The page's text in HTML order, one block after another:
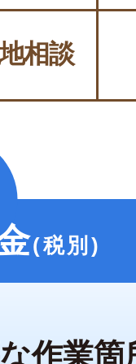
相談
(税別)
作業箇